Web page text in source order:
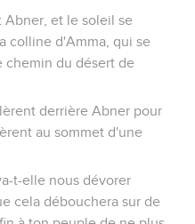
Abner, et le soleil se
colline d'Amma, qui se
chemin du désert de
derrière Abner pour
au sommet d'une
t-elle nous dévorer
cela débouchera sur de